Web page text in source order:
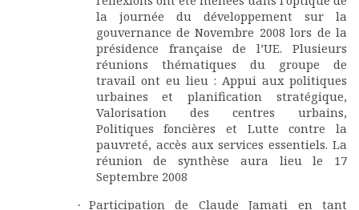
la journée du développement sur la
gouvernance de Novembre 2008 lors de la
présidence française de l’UE. Plusieurs
réunions thématiques du groupe de
travail ont eu lieu : Appui aux politiques
urbaines et planification stratégique,
Valorisation des centres urbains,
Politiques foncières et Lutte contre la
pauvreté, accès aux services essentiels. La
réunion de synthèse aura lieu le 17
Septembre 2008
·
Participation de Claude Jamati en tant